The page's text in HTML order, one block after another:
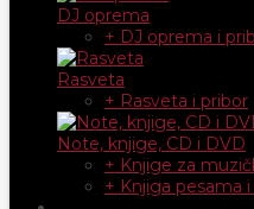
DJ oprema
+ DJ oprema i
Rasveta
+ Rasveta i pribor
Note, knjige, CD i DVD
+ Knjige za
+ Knjiga pesama